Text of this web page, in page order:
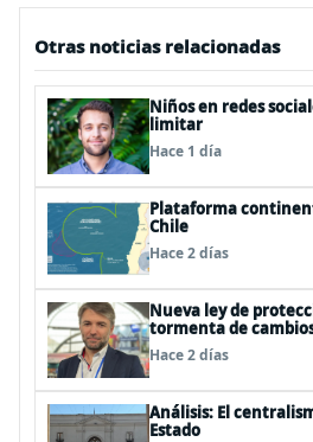
Otras noticias relacionadas
Niños en redes
limitar
Hace 1 día
Plataforma
Chile
Hace 2 días
Nueva ley de
tormenta de
deberíamos estar
Hace 2 días
Análisis: El
Estado